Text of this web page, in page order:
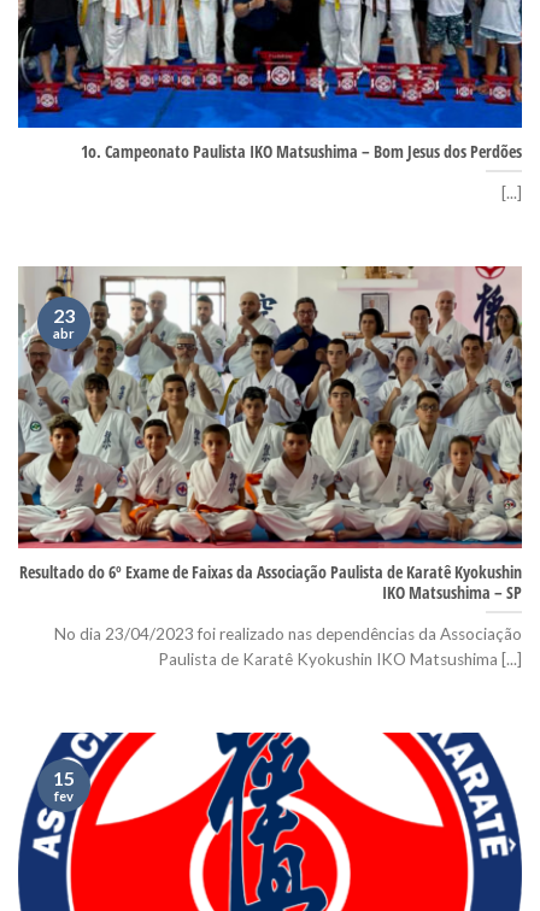
1o. Campeonato Paulista IKO Matsushima – Bom Jesus dos Perdões
[...]
Resultado do 6º Exame de Faixas da Associação Paulista de Karatê Kyokushin
IKO Matsushima – SP
No dia 23/04/2023 foi realizado nas dependências da Associação
Paulista de Karatê Kyokushin IKO Matsushima [...]
23
abr
15
fev